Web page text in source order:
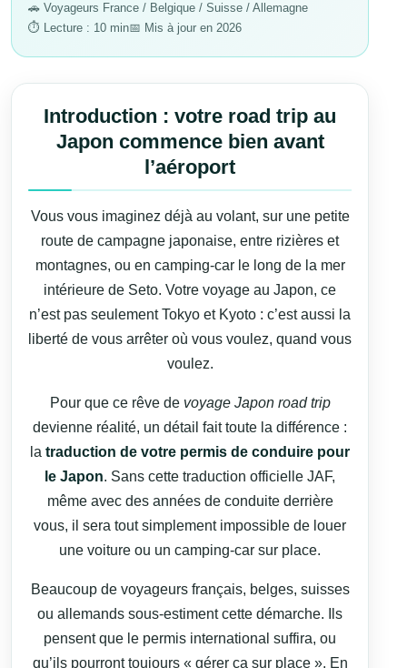
🚗 Voyageurs France / Belgique / Suisse / Allemagne
⏱ Lecture : 10 min📅 Mis à jour en 2026
Introduction : votre road trip au
Japon commence bien avant
l’aéroport
Vous vous imaginez déjà au volant, sur une petite
route de campagne japonaise, entre rizières et
montagnes, ou en camping-car le long de la mer
intérieure de Seto. Votre voyage au Japon, ce
n’est pas seulement Tokyo et Kyoto : c’est aussi la
liberté de vous arrêter où vous voulez, quand vous
voulez.
Pour que ce rêve de voyage Japon road trip
devienne réalité, un détail fait toute la différence :
la traduction de votre permis de conduire pour
le Japon. Sans cette traduction officielle JAF,
même avec des années de conduite derrière
vous, il sera tout simplement impossible de louer
une voiture ou un camping-car sur place.
Beaucoup de voyageurs français, belges, suisses
ou allemands sous-estiment cette démarche. Ils
pensent que le permis international suffira, ou
qu’ils pourront toujours « gérer ça sur place ». En